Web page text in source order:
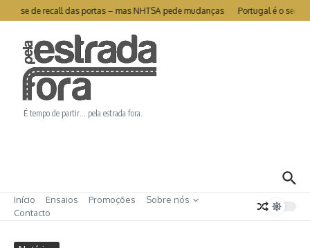
Ir para o conteúdo
se de recall das portas – mas NHTSA pede mudanças Portugal é o
É tempo de partir… pela estrada fora.
Início Ensaios Promoções
Sobre nós
Contacto